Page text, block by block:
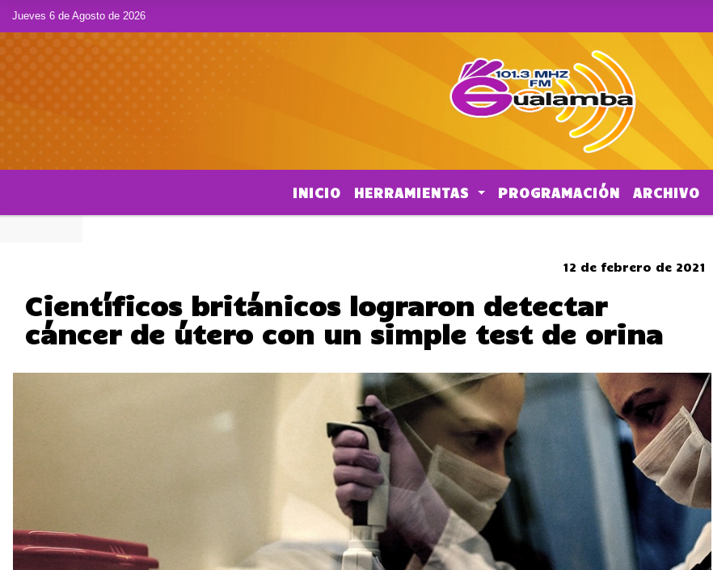
Jueves 6 de Agosto de 2026
INICIO HERRAMIENTAS PROGRAMACIÓN ARCHIVO
12 de febrero de 2021
Científicos británicos lograron detectar
cáncer de útero con un simple test de orina